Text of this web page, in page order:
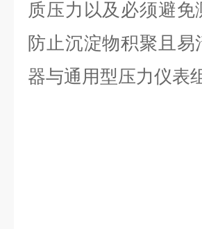
质压力以及必须避
防止沉淀物积聚且
器与通用型压力仪表